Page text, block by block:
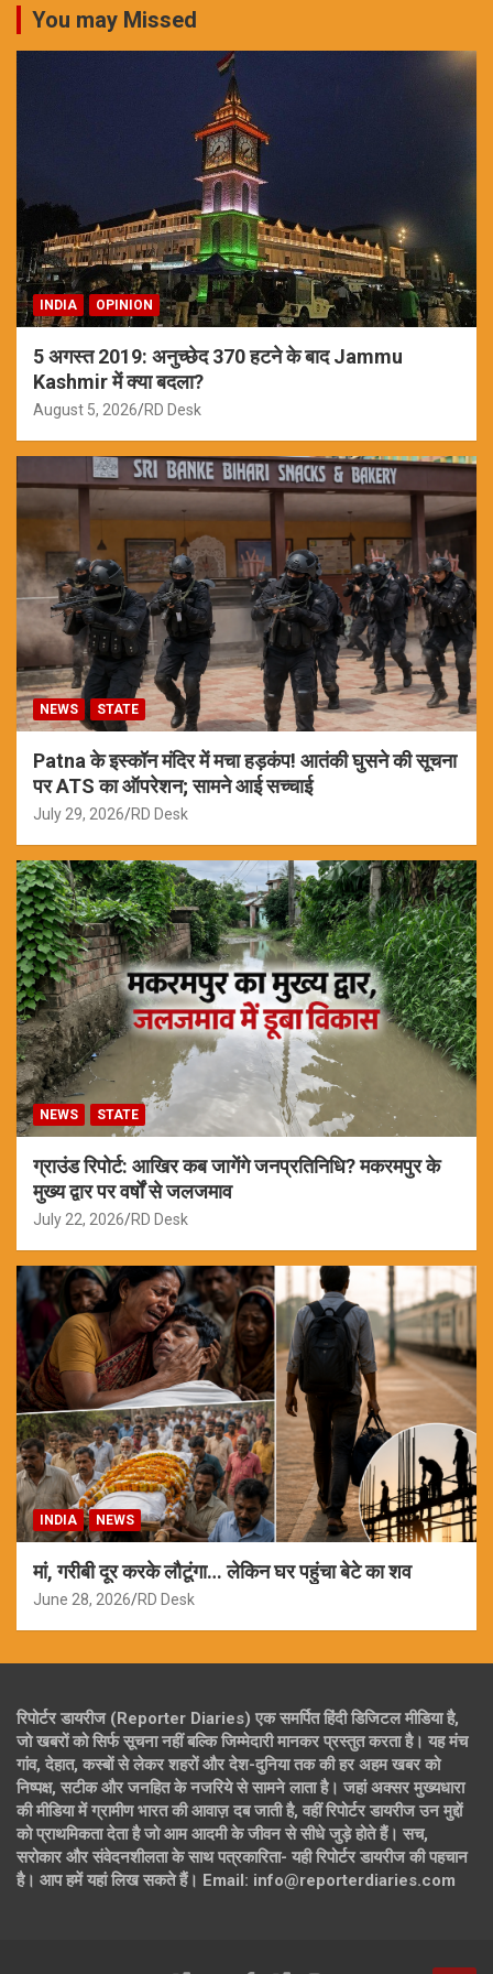
You may Missed
INDIA OPINION
5 अगस्त 2019: अनुच्छेद 370 हटने के बाद Jammu
Kashmir में क्या बदला?
August 5, 2026 RD Desk
NEWS STATE
Patna के इस्कॉन मंदिर में मचा हड़कंप! आतंकी घुसने की सूचना
पर ATS का ऑपरेशन; सामने आई सच्चाई
July 29, 2026 RD Desk
NEWS STATE
ग्राउंड रिपोर्ट: आखिर कब जागेंगे जनप्रतिनिधि? मकरमपुर के
मुख्य द्वार पर वर्षों से जलजमाव
July 22, 2026 RD Desk
INDIA NEWS
मां, गरीबी दूर करके लौटूंगा… लेकिन घर पहुंचा बेटे का शव
June 28, 2026 RD Desk
रिपोर्टर डायरीज (Reporter Diaries) एक समर्पित हिंदी डिजिटल मीडिया है,
जो खबरों को सिर्फ सूचना नहीं बल्कि जिम्मेदारी मानकर प्रस्तुत करता है। यह मंच
गांव, देहात, कस्बों से लेकर शहरों और देश-दुनिया तक की हर अहम खबर को
निष्पक्ष, सटीक और जनहित के नजरिये से सामने लाता है। जहां अक्सर मुख्यधारा
की मीडिया में ग्रामीण भारत की आवाज़ दब जाती है, वहीं रिपोर्टर डायरीज उन मुद्दों
को प्राथमिकता देता है जो आम आदमी के जीवन से सीधे जुड़े होते हैं। सच,
सरोकार और संवेदनशीलता के साथ पत्रकारिता- यही रिपोर्टर डायरीज की पहचान
है। आप हमें यहां लिख सकते हैं। Email: info@reporterdiaries.com